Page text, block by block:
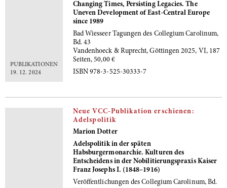
PUBLIKATIONEN
19. 12. 2024
Changing Times, Persisting Legacies. The
Uneven Development of East-Central Europe
since 1989
Bad Wiesseer Tagungen des Collegium Carolinum,
Bd. 43
Vandenhoeck & Ruprecht, Göttingen 2025, VI, 187
Seiten, 50,00 €
ISBN 978-3-525-30333-7
Neue VCC-Publikation erschienen:
Adelspolitik
Marion Dotter
Adelspolitik in der späten
Habsburgermonarchie. Kulturen des
Entscheidens in der Nobilitierungspraxis Kaiser
Franz Josephs I. (1848–1916)
Veröffentlichungen des Collegium Carolinum, Bd.